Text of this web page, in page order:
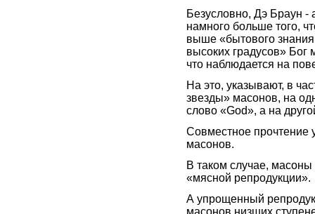
Безусловно, Дэ Браун -
намного больше того,
выше «бытового
высоких градусов» Бог
что наблюдается на
На это, указывают, в
звезды» масонов, на
слово «God», а на
Совместное прочтение
масонов.
В таком случае,
«мясной репродукции».
А упрощенный
масонов низших